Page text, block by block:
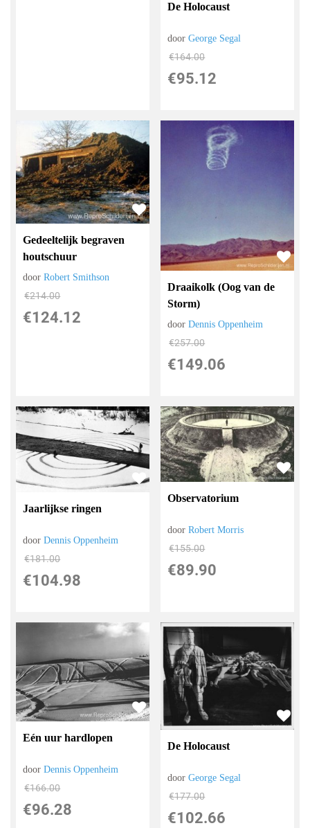
De Holocaust
doorGeorge Segal
€164.00
€95.12
Gedeeltelijk begraven
houtschuur
doorRobert Smithson
€214.00
€124.12
Draaikolk (Oog van de
Storm)
doorDennis Oppenheim
€257.00
€149.06
Jaarlijkse ringen
doorDennis Oppenheim
€181.00
€104.98
Observatorium
doorRobert Morris
€155.00
€89.90
Eén uur hardlopen
doorDennis Oppenheim
€166.00
€96.28
De Holocaust
doorGeorge Segal
€177.00
€102.66